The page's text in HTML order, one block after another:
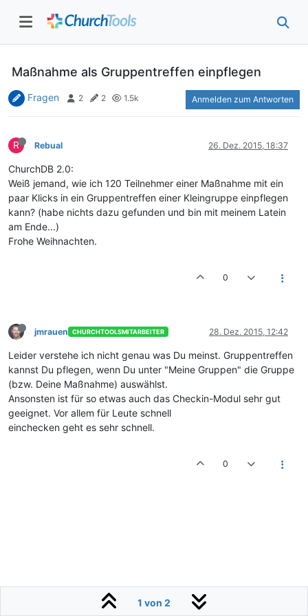
Maßnahme als Gruppentreffen einpflegen
Fragen 2 2 1.5k Anmelden zum Antworten
R Rebual 26. Dez. 2015, 18:37
ChurchDB 2.0:
Weiß jemand, wie ich 120 Teilnehmer einer Maßnahme mit ein
paar Klicks in ein Gruppentreffen einer Kleingruppe einpflegen
kann? (habe nichts dazu gefunden und bin mit meinem Latein
am Ende...)
Frohe Weihnachten.
0
jmrauen CHURCHTOOLSMITARBEITER 28. Dez. 2015, 12:42
Leider verstehe ich nicht genau was Du meinst. Gruppentreffen
kannst Du pflegen, wenn Du unter "Meine Gruppen" die Gruppe
(bzw. Deine Maßnahme) auswählst.
Ansonsten ist für so etwas auch das Checkin-Modul sehr gut
geeignet. Vor allem für Leute schnell
einchecken geht es sehr schnell.
0
1 von 2